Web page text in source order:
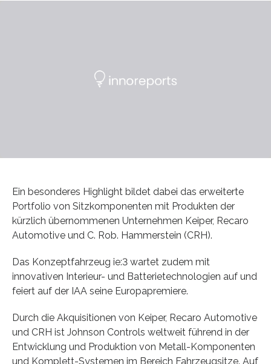
Ein besonderes Highlight bildet dabei das erweiterte
Portfolio von Sitzkomponenten mit Produkten der
kürzlich übernommenen Unternehmen Keiper, Recaro
Automotive und C. Rob. Hammerstein (CRH).
Das Konzeptfahrzeug ie:3 wartet zudem mit
innovativen Interieur- und Batterietechnologien auf und
feiert auf der IAA seine Europapremiere.
Durch die Akquisitionen von Keiper, Recaro Automotive
und CRH ist Johnson Controls weltweit führend in der
Entwicklung und Produktion von Metall-Komponenten
und Komplett-Systemen im Bereich Fahrzeugsitze. Auf